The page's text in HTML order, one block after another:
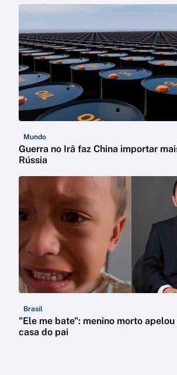
Mundo
Guerra no Irã faz China importar
Rússia
Brasil
"Ele me bate": menino morto apelou
casa do pai